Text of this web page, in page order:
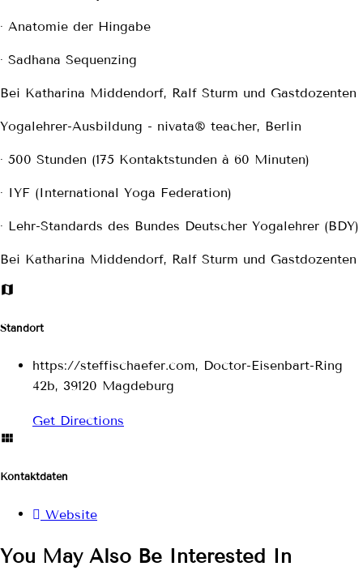
· Anatomie der Hingabe
· Sadhana Sequenzing
Bei Katharina Middendorf, Ralf Sturm und Gastdozenten
Yogalehrer-Ausbildung - nivata® teacher, Berlin
· 500 Stunden (175 Kontaktstunden à 60 Minuten)
· IYF (International Yoga Federation)
· Lehr-Standards des Bundes Deutscher Yogalehrer (BDY)
Bei Katharina Middendorf, Ralf Sturm und Gastdozenten
Standort
https://steffischaefer.com, Doctor-Eisenbart-Ring
42b, 39120 Magdeburg
Get Directions
Kontaktdaten
Website
You May Also Be Interested In